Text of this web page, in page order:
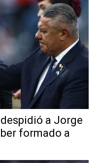
a Jorge
formado a